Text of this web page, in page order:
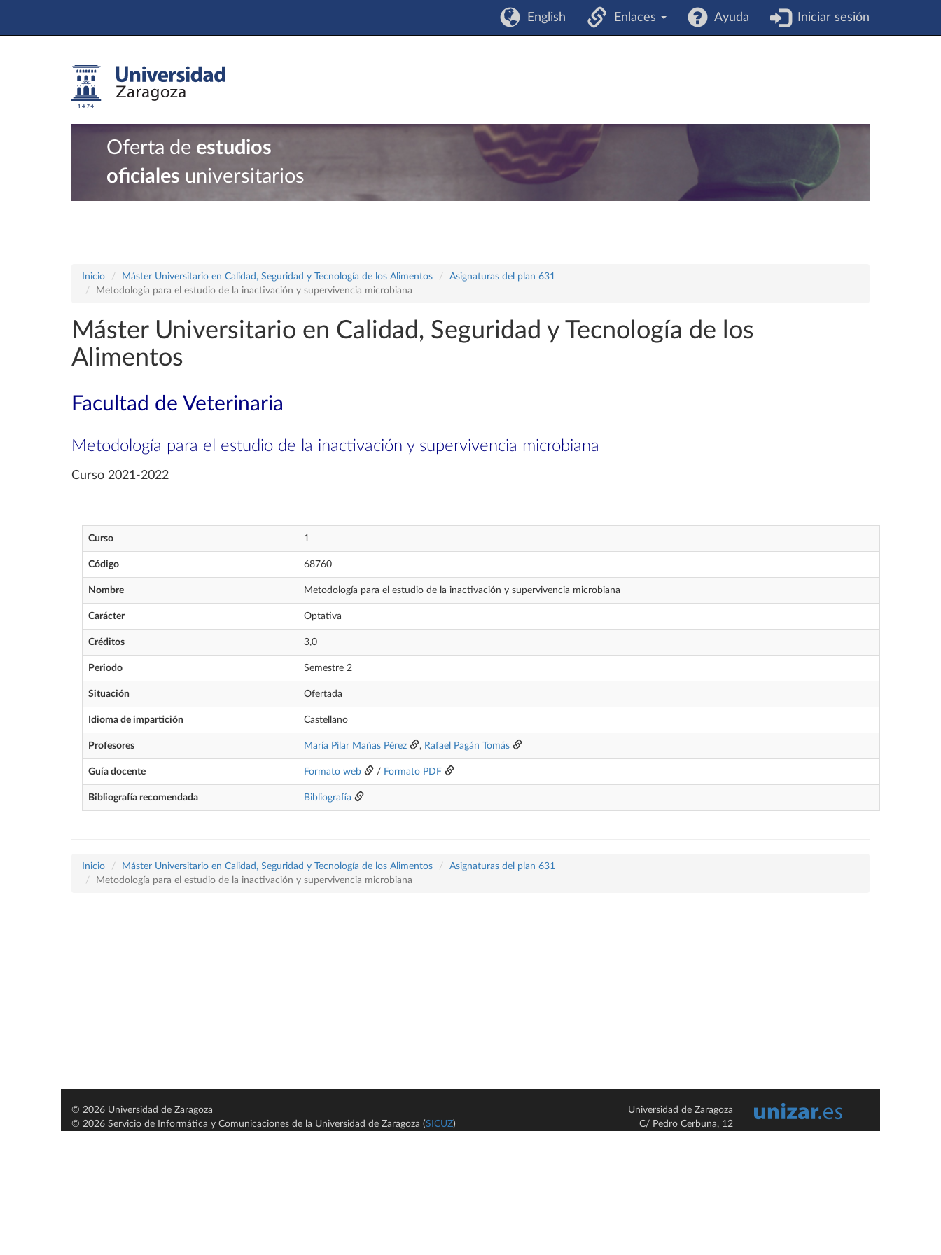
English Enlaces Ayuda Iniciar sesión
Oferta de estudios
oficiales universitarios
Inicio Máster Universitario en Calidad, Seguridad y Tecnología de los Alimentos
Asignaturas del plan 631
Metodología para el estudio de la inactivación y supervivencia microbiana
Máster Universitario en Calidad, Seguridad y Tecnología de los
Alimentos
Facultad de Veterinaria
Metodología para el estudio de la inactivación y supervivencia microbiana
Curso 2021-2022
Curso 1
Código 68760
Nombre Metodología para el estudio de la inactivación y supervivencia microbiana
Carácter Optativa
Créditos 3,0
Periodo Semestre 2
Situación Ofertada
Idioma de impartición Castellano
Profesores María Pilar Mañas Pérez , Rafael Pagán Tomás
Guía docente Formato web / Formato PDF
Bibliografía recomendada Bibliografía
Inicio Máster Universitario en Calidad, Seguridad y Tecnología de los Alimentos
Asignaturas del plan 631
Metodología para el estudio de la inactivación y supervivencia microbiana
© 2026 Universidad de Zaragoza
© 2026 Servicio de Informática y Comunicaciones de la Universidad de Zaragoza (SICUZ)
Universidad de Zaragoza
C/ Pedro Cerbuna, 12